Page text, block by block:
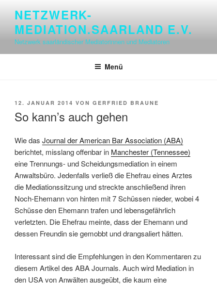
springen
NETZWERK-
MEDIATION.SAARLAND E.V.
Netzwerk saarländischer Mediatorinnen und Mediatoren
Menü
VERÖFFENTLICHT
12. JANUAR 2014 VON GERFRIED BRAUNE
So kann’s auch gehen
Wie das Journal der American Bar Association (ABA)
berichtet, misslang offenbar in Manchester (Tennessee)
eine Trennungs- und Scheidungsmediation in einem
Anwaltsbüro. Jedenfalls verließ die Ehefrau eines Arztes
die Mediationssitzung und streckte anschließend ihren
Noch-Ehemann von hinten mit 7 Schüssen nieder, wobei 4
Schüsse den Ehemann trafen und lebensgefährlich
verletzten. Die Ehefrau meinte, dass der Ehemann und
dessen Freundin sie gemobbt und drangsaliert hätten.
Interessant sind die Empfehlungen in den Kommentaren zu
diesem Artikel des ABA Journals. Auch wird Mediation in
den USA von Anwälten ausgeübt, die kaum eine